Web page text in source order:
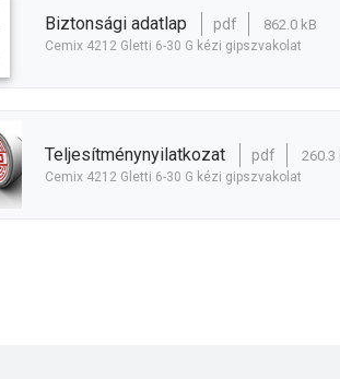
biztonsági adatlap pdf 862.0 kB
Cemix 4212 Gletti 6-30 G kézi gipszvakolat
teljesítménynyilatkozat pdf 260.3
Cemix 4212 Gletti 6-30 G kézi gipszvakolat